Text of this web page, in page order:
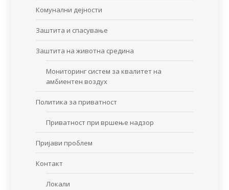
Комунални дејности
Заштита и спасување
Заштита на животна средина
Мониторинг систем за квалитет на
амбиентен воздух
Политика за приватност
Приватност при вршење надзор
Пријави проблем
Контакт
Локали